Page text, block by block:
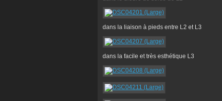
dans la liaison à pieds entre L2 et L3
dans la facile et très esthétique L3